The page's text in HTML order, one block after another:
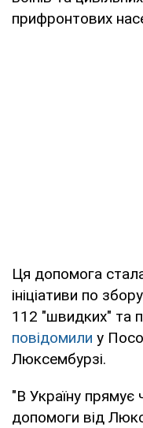
прифронтових
Ця допомога
ініціативи по
112 "швидких" та
повідомили у
Люксембурзі.
"В Україну прямує
допомоги від